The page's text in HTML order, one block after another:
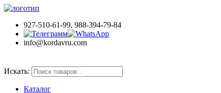
927-510-61-99, 988-394-79-84
info@kordavru.com
Искать:
Каталог